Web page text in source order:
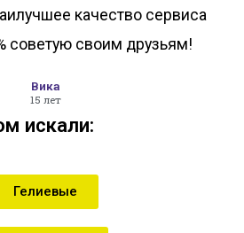
качество сервиса
советую своим друзьям!
Вика
15 лет
искали:
Гелиевые